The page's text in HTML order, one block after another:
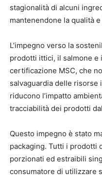
stagionalità di alcuni
mantenendone la qualità
L’impegno verso la
prodotti ittici, il salmone e
certificazione MSC, che
salvaguardia delle risorse
riducono l’impatto
tracciabilità dei prodotti
Questo impegno è stato
packaging. Tutti i prodotti
porzionati ed estraibili
consumatore di utilizzare